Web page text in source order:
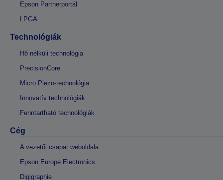
Epson Partnerportál
LPGA
Technológiák
Hő nélküli technológia
PrecisionCore
Micro Piezo-technológia
Innovatív technológiák
Fenntartható technológiák
Cég
A vezetői csapat weboldala
Epson Europe Electronics
Digigraphie